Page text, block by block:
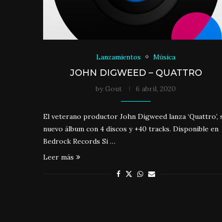
Lanzamientos Música
JOHN DIGWEED – QUATTRO
by Gout 6 abril, 2020
El veterano productor John Digweed lanza ‘Quattro’,
nuevo álbum con 4 discos y +40 tracks. Disponible en
Bedrock Records Si …
Leer más